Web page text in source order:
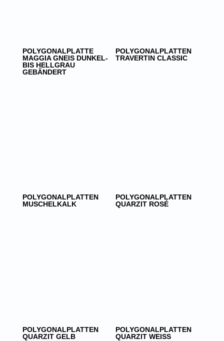
POLYGONALPLATTE
MAGGIA GNEIS DUNKEL-
BIS HELLGRAU
GEBÄNDERT
POLYGONALPLATTEN
TRAVERTIN CLASSIC
POLYGONALPLATTEN
MUSCHELKALK
POLYGONALPLATTEN
QUARZIT ROSÉ
POLYGONALPLATTEN
QUARZIT GELB
POLYGONALPLATTEN
QUARZIT WEISS